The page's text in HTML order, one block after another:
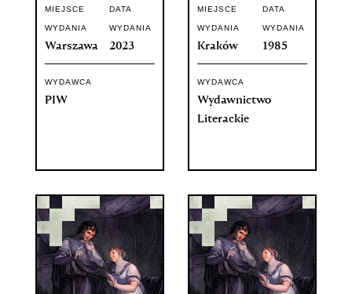
MIEJSCE
WYDANIA
Warszawa
DATA
WYDANIA
2023
WYDAWCA
PIW
MIEJSCE
WYDANIA
Kraków
DATA
WYDANIA
1985
WYDAWCA
Wydawnictwo
Literackie